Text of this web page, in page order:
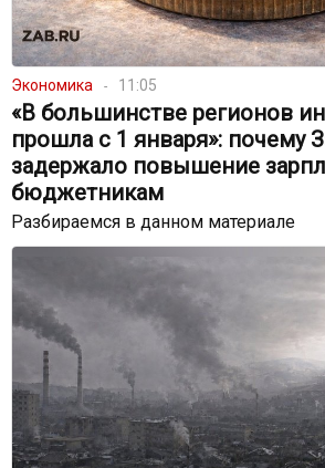
Экономика 11:05
«В большинстве регионов
прошла с 1 января»: почему
задержало повышение
бюджетникам
Разбираемся в данном материале